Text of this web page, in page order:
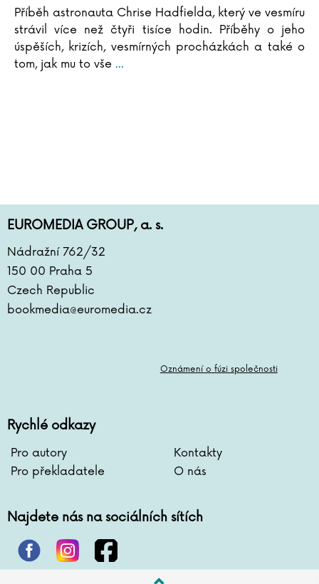
Příběh astronauta Chrise Hadfielda, který ve vesmíru
strávil více než čtyři tisíce hodin. Příběhy o jeho
úspěších, krizích, vesmírných procházkách a také o
tom, jak mu to vše ...
EUROMEDIA GROUP, a. s.
Nádražní 762/32
150 00 Praha 5
Czech Republic
bookmedia@euromedia.cz
Oznámení o fúzi společnosti
Rychlé odkazy
Pro autory
Kontakty
Pro překladatele
O nás
Najdete nás na sociálních sítích